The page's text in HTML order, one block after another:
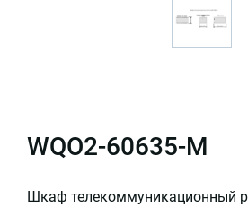
WQO2-60635-M
Шкаф телекоммуникационный